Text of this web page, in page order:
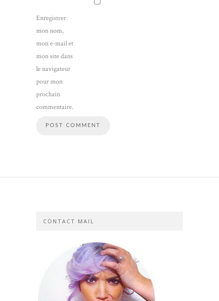
Enregistrer
mon nom,
mon e-mail et
mon site dans
le navigateur
pour mon
prochain
commentaire.
CONTACT MAIL